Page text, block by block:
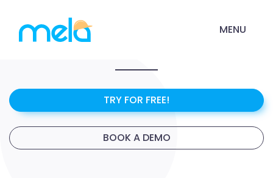
MENU
TRY FOR FREE!
BOOK A DEMO